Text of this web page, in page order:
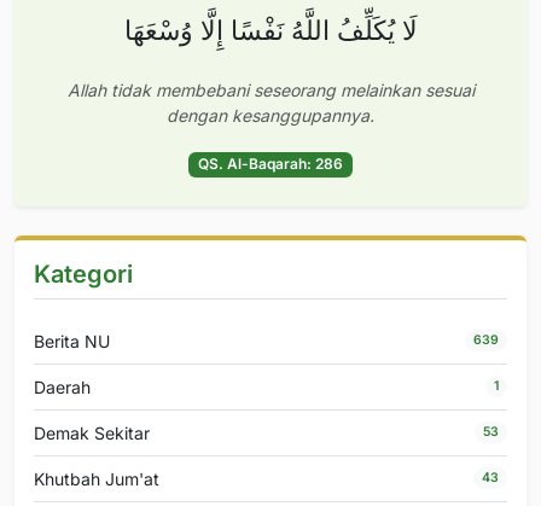
لَا يُكَلِّفُ اللَّهُ نَفْسًا إِلَّا وُسْعَهَا
Allah tidak membebani seseorang melainkan sesuai
dengan kesanggupannya.
QS. Al-Baqarah: 286
Kategori
Berita NU 639
Daerah 1
Demak Sekitar 53
Khutbah Jum'at 43